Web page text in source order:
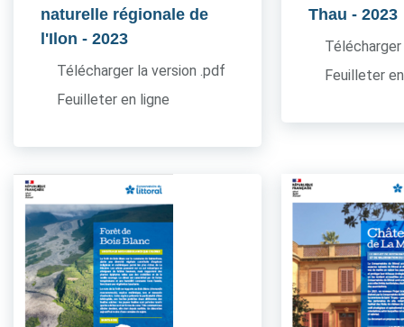
naturelle régionale de
l'Ilon - 2023
Télécharger la version .pdf
Feuilleter en ligne
Thau - 2023
Feuilleter